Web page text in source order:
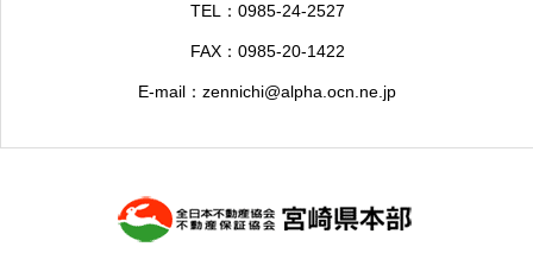
TEL：0985-24-2527
FAX：0985-20-1422
E-mail：zennichi@alpha.ocn.ne.jp